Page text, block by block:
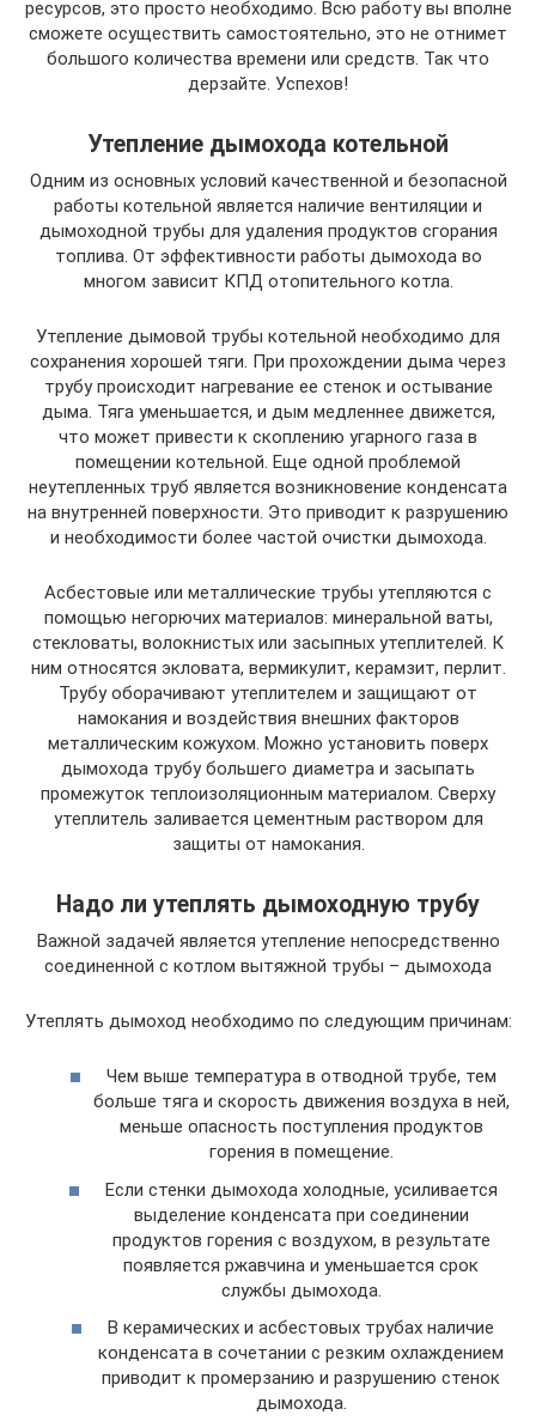
ресурсов, это просто необходимо. Всю работу вы вполне
сможете осуществить самостоятельно, это не отнимет
большого количества времени или средств. Так что
дерзайте. Успехов!
Утепление дымохода котельной
Одним из основных условий качественной и безопасной
работы котельной является наличие вентиляции и
дымоходной трубы для удаления продуктов сгорания
топлива. От эффективности работы дымохода во
многом зависит КПД отопительного котла.
Утепление дымовой трубы котельной необходимо для
сохранения хорошей тяги. При прохождении дыма через
трубу происходит нагревание ее стенок и остывание
дыма. Тяга уменьшается, и дым медленнее движется,
что может привести к скоплению угарного газа в
помещении котельной. Еще одной проблемой
неутепленных труб является возникновение конденсата
на внутренней поверхности. Это приводит к разрушению
и необходимости более частой очистки дымохода.
Асбестовые или металлические трубы утепляются с
помощью негорючих материалов: минеральной ваты,
стекловаты, волокнистых или засыпных утеплителей. К
ним относятся экловата, вермикулит, керамзит, перлит.
Трубу оборачивают утеплителем и защищают от
намокания и воздействия внешних факторов
металлическим кожухом. Можно установить поверх
дымохода трубу большего диаметра и засыпать
промежуток теплоизоляционным материалом. Сверху
утеплитель заливается цементным раствором для
защиты от намокания.
Надо ли утеплять дымоходную трубу
Важной задачей является утепление непосредственно
соединенной с котлом вытяжной трубы – дымохода
Утеплять дымоход необходимо по следующим причинам:
Чем выше температура в отводной трубе, тем
больше тяга и скорость движения воздуха в ней,
меньше опасность поступления продуктов
горения в помещение.
Если стенки дымохода холодные, усиливается
выделение конденсата при соединении
продуктов горения с воздухом, в результате
появляется ржавчина и уменьшается срок
службы дымохода.
В керамических и асбестовых трубах наличие
конденсата в сочетании с резким охлаждением
приводит к промерзанию и разрушению стенок
дымохода.